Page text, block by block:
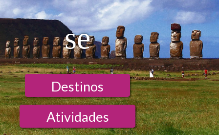
se
Destinos
Atividades